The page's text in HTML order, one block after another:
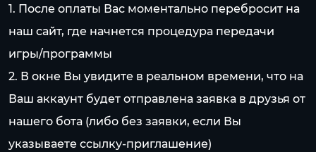
1. После оплаты Вас моментально перебросит на
наш сайт, где начнется процедура передачи
игры/программы
2. В окне Вы увидите в реальном времени, что на
Ваш аккаунт будет отправлена заявка в друзья от
нашего бота (либо без заявки, если Вы
указываете ссылку-приглашение)